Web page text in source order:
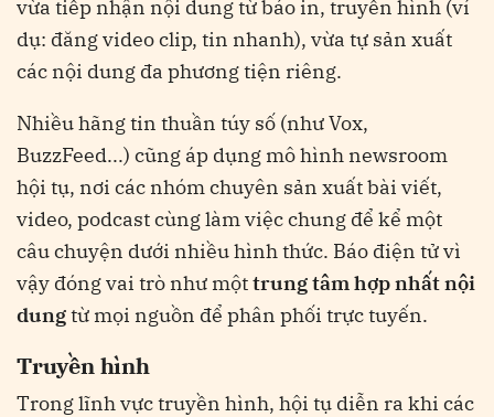
vừa tiếp nhận nội dung từ báo in, truyền hình (ví
dụ: đăng video clip, tin nhanh), vừa tự sản xuất
các nội dung đa phương tiện riêng.
Nhiều hãng tin thuần túy số (như Vox,
BuzzFeed...) cũng áp dụng mô hình newsroom
hội tụ, nơi các nhóm chuyên sản xuất bài viết,
video, podcast cùng làm việc chung để kể một
câu chuyện dưới nhiều hình thức. Báo điện tử vì
vậy đóng vai trò như mộttrung tâm hợp nhất nội
dungtừ mọi nguồn để phân phối trực tuyến.
Truyền hình
Trong lĩnh vực truyền hình, hội tụ diễn ra khi các